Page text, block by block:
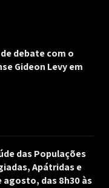
debate com o
Gideon Levy em
das Populações
Apátridas e
agosto, das 8h30 às